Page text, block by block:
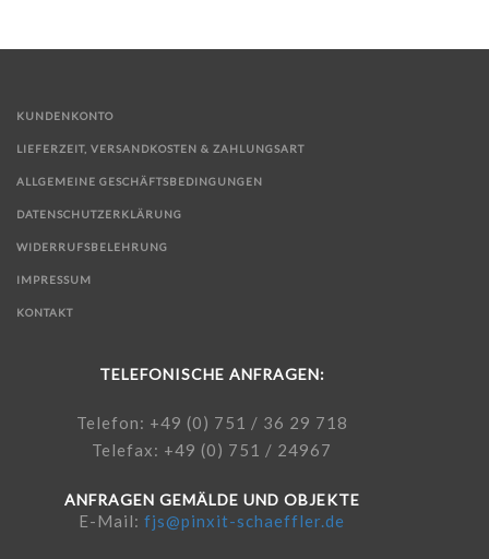
KUNDENKONTO
LIEFERZEIT, VERSANDKOSTEN & ZAHLUNGSART
ALLGEMEINE GESCHÄFTSBEDINGUNGEN
DATENSCHUTZERKLÄRUNG
WIDERRUFSBELEHRUNG
IMPRESSUM
KONTAKT
TELEFONISCHE ANFRAGEN:
Telefon: +49 (0) 751 / 36 29 718
Telefax: +49 (0) 751 / 24967
ANFRAGEN GEMÄLDE UND OBJEKTE
E-Mail: fjs@pinxit-schaeffler.de